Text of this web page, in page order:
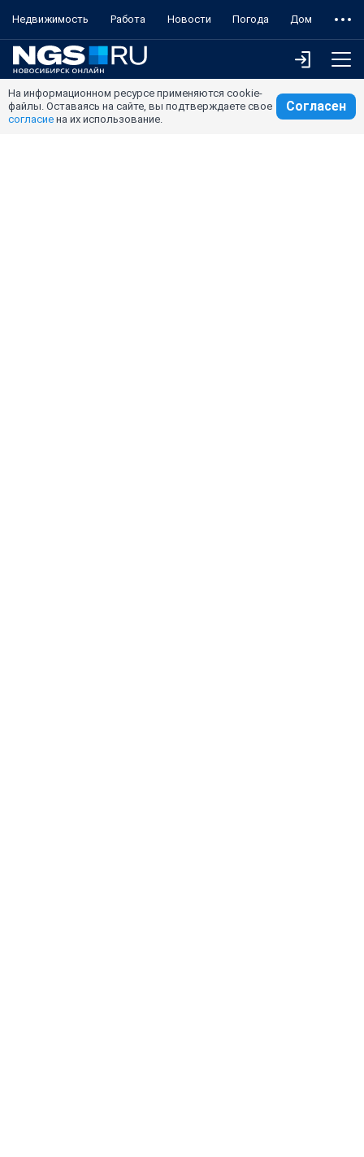
Недвижимость Работа Новости Погода Дом
На информационном ресурсе применяются cookie-
файлы. Оставаясь на сайте, вы подтверждаете свое
согласие на их использование.
Согласен